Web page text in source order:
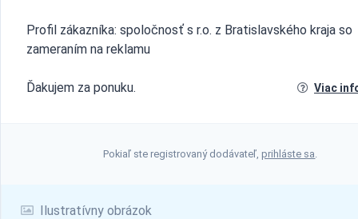
Ilustratívny obrázok
Profil zákazníka: spoločnosť s r.o. z Bratislavského kraja so
zameraním na reklamu
Ďakujem za ponuku. Viac
Pokiaľ ste registrovaný dodávateľ,prihláste sa.